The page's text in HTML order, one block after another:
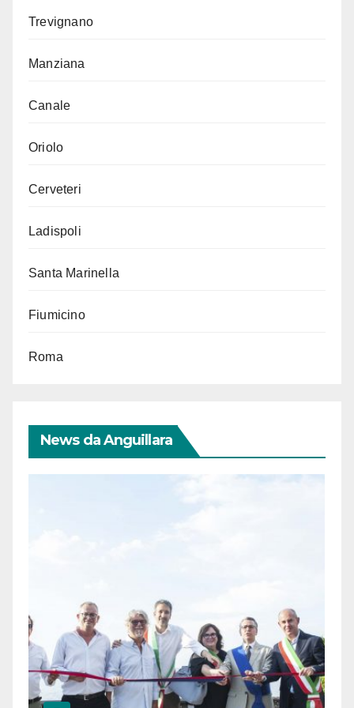
Trevignano
Manziana
Canale
Oriolo
Cerveteri
Ladispoli
Santa Marinella
Fiumicino
Roma
News da Anguillara